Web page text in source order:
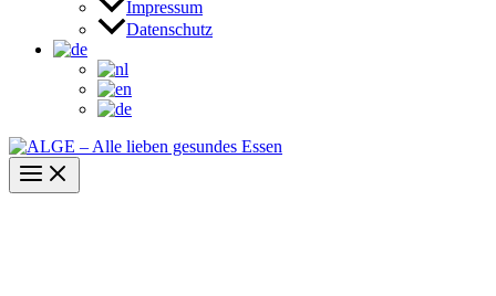
Impressum
Datenschutz